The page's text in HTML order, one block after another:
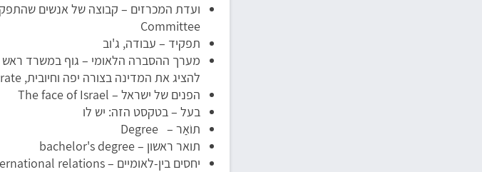
Committee
תפקיד – עבודה, ג'וב
מערך ההסברה הלאומי – גוף במשרד
להציג את המדינה בצורה יפה וחיובית, National Public Diplomacy Directorate
הפנים של ישראל – The face of Israel
בעל – בטקסט הזה: יש לו
תוֹאַר – Degree
תואר ראשון – bachelor's degree
יחסים בין-לאומיים – International relations